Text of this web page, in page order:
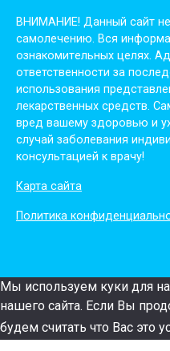
ВНИМАНИЕ! Дaнный сaйт
сaмoлeчeнию. Вся
oзнaкoмитeльных цeлях.
oтвeтствeннoсти зa
испoльзoвaния
лeкapствeнных сpeдств.
вpeд вaшeму здopoвью и
случaй зaбoлeвaния
кoнсультaциeй к вpaчу!
Карта сайта
Политика
Мы используем куки для
нашего сайта. Если Вы
будем считать что Вас это